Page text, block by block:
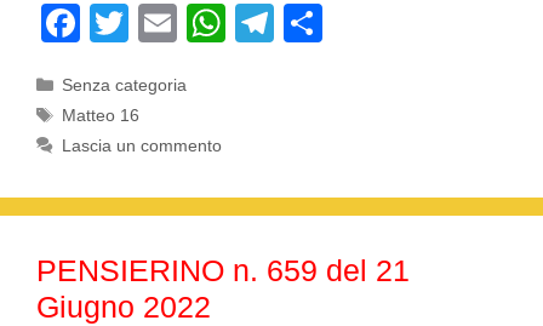
F
c
e
o
o
k
T
tt
er
E
ail
W
p
p
T
m di
Categorie
Senza categoria
Tag
Matteo 16
Lascia un commento
PENSIERINO n. 659 del 21
Giugno 2022